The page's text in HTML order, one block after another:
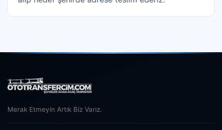
Merak Etmeyin Artık Biz Varız.